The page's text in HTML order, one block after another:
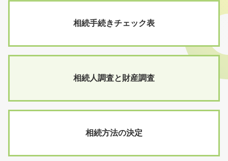
相続手続きチェック表
相続人調査と財産調査
相続方法の決定